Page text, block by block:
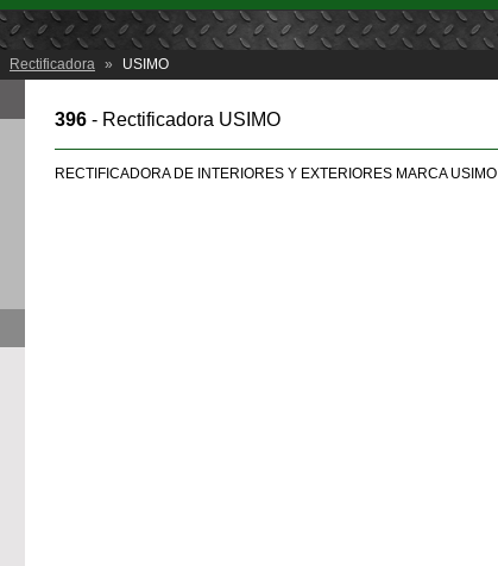
Rectificadora » USIMO
396 - Rectificadora USIMO
RECTIFICADORA DE INTERIORES Y EXTERIORES MARCA USIMO